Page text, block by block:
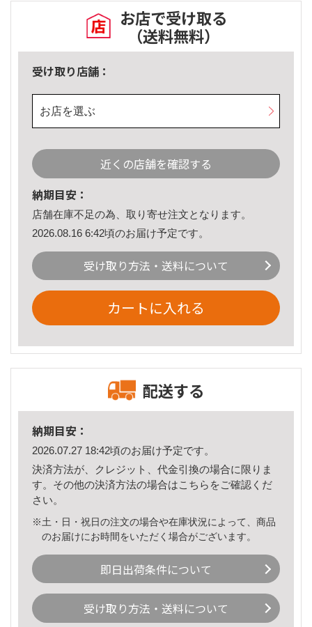
お店で受け取る
（送料無料）
受け取り店舗：
お店を選ぶ
近くの店舗を確認する
納期目安：
店舗在庫不足の為、取り寄せ注文となります。
2026.08.16 6:42頃のお届け予定です。
受け取り方法・送料について
カートに入れる
配送する
納期目安：
2026.07.27 18:42頃のお届け予定です。
決済方法が、クレジット、代金引換の場合に限りま
す。その他の決済方法の場合はこちら をご確認くだ
さい。
※土・日・祝日の注文の場合や在庫状況によって、商品
のお届けにお時間をいただく場合がございます。
即日出荷条件について
受け取り方法・送料について